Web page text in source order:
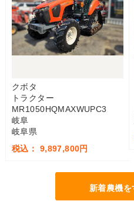
クボタ
トラクター
MR1050HQMAXWUPC3
岐阜
岐阜県
税込： 9,897,800円
新着農機を